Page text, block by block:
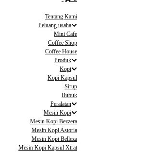
Tentang Kami
Peluang usaha
Mini Cafe
Coffee Shop
Coffee House
Produk
Kopi
Kopi Kapsul
Sirup
Bubuk
Peralatan
Mesin Kopi
Mesin Kopi Bezzera
Mesin Kopi Astoria
Mesin Kopi Belleza
Mesin Kopi Kapsul Xtrat